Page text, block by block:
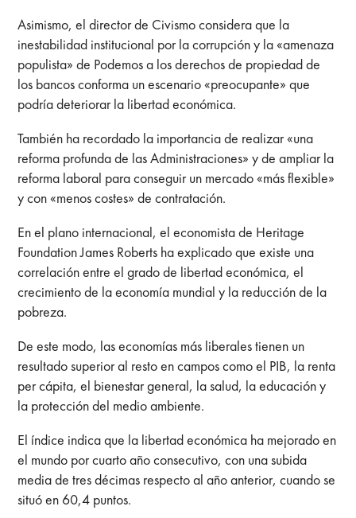
Asimismo, el director de Civismo considera que la
inestabilidad institucional por la corrupción y la «amenaza
populista» de Podemos a los derechos de propiedad de
los bancos conforma un escenario «preocupante» que
podría deteriorar la libertad económica.
También ha recordado la importancia de realizar «una
reforma profunda de las Administraciones» y de ampliar la
reforma laboral para conseguir un mercado «más flexible»
y con «menos costes» de contratación.
En el plano internacional, el economista de Heritage
Foundation James Roberts ha explicado que existe una
correlación entre el grado de libertad económica, el
crecimiento de la economía mundial y la reducción de la
pobreza.
De este modo, las economías más liberales tienen un
resultado superior al resto en campos como el PIB, la renta
per cápita, el bienestar general, la salud, la educación y
la protección del medio ambiente.
El índice indica que la libertad económica ha mejorado en
el mundo por cuarto año consecutivo, con una subida
media de tres décimas respecto al año anterior, cuando se
situó en 60,4 puntos.